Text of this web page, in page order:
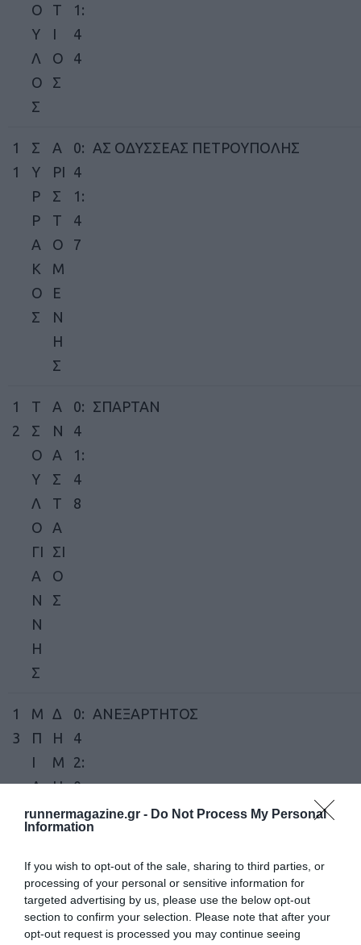
runnermagazine.gr - Do Not Process My Personal
Information
If you wish to opt-out of the sale, sharing to third parties, or
processing of your personal or sensitive information for
targeted advertising by us, please use the below opt-out
section to confirm your selection. Please note that after your
opt-out request is processed you may continue seeing
Ο
Υ
Λ
Ο
Σ
Τ
Ι
Ο
Σ
1:
4
4
1
1
Σ
Υ
Ρ
Ρ
Α
Κ
Ο
Σ
Α
ΡΙ
Σ
Τ
Ο
Μ
Ε
Ν
Η
Σ
0:
4
1:
4
7
ΑΣ ΟΔΥΣΣΕΑΣ ΠΕΤΡΟΥΠΟΛΗΣ
1
2
Τ
Σ
Ο
Υ
Λ
Ο
ΓΙ
Α
Ν
Ν
Η
Σ
Α
Ν
Α
Σ
Τ
Α
ΣΙ
Ο
Σ
0:
4
1:
4
8
ΣΠΑΡΤΑΝ
1
3
Μ
Π
Ι
Λ
Α
Λ
Σ
Δ
Η
Μ
Η
Τ
Ρ
Σ
0:
4
2:
0
3
ΑΝΕΞΑΡΤΗΤΟΣ
Γ
Δ
0: SAFANS